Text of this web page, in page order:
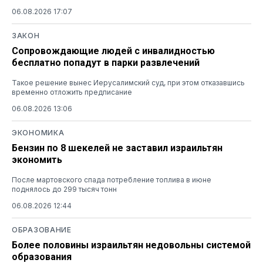
06.08.2026 17:07
ЗАКОН
Сопровождающие людей с инвалидностью
бесплатно попадут в парки развлечений
Такое решение вынес Иерусалимский суд, при этом отказавшись
временно отложить предписание
06.08.2026 13:06
ЭКОНОМИКА
Бензин по 8 шекелей не заставил израильтян
экономить
После мартовского спада потребление топлива в июне
поднялось до 299 тысяч тонн
06.08.2026 12:44
ОБРАЗОВАНИЕ
Более половины израильтян недовольны системой
образования